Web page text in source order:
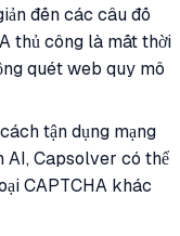
đến các câu đố
thủ công là mất thời
quét web quy mô
tận dụng mạng
AI, Capsolver có thể
CAPTCHA khác